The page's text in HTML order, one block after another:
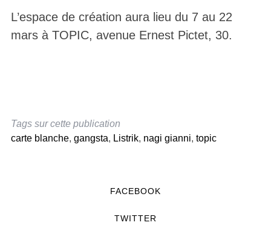
L’espace de création aura lieu du 7 au 22
mars à TOPIC, avenue Ernest Pictet, 30.
Tags sur cette publication
carte blanche, gangsta, Listrik, nagi gianni, topic
FACEBOOK
TWITTER